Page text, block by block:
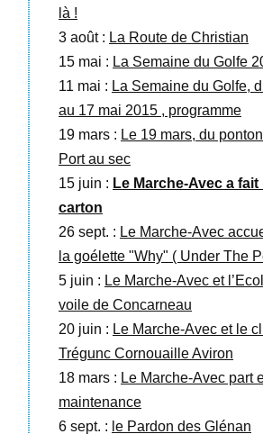
là !
3 août : La Route de Christian
15 mai : La Semaine du Golfe
11 mai : La Semaine du Golfe,
au 17 mai 2015 , programme
19 mars : Le 19 mars, du
Port au sec
15 juin : Le Marche-Avec a fait
carton
26 sept. : Le Marche-Avec
la goélette "Why" ( Under The
5 juin : Le Marche-Avec et
voile de Concarneau
20 juin : Le Marche-Avec et le
Trégunc Cornouaille Aviron
18 mars : Le Marche-Avec part
maintenance
6 sept. : le Pardon des Glénan